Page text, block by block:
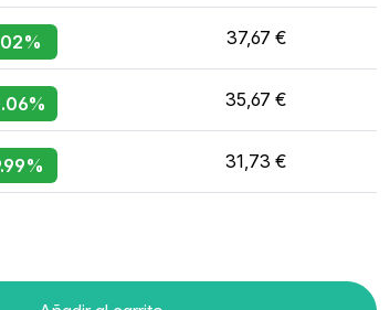
37,67 €
35,67 €
31,73 €